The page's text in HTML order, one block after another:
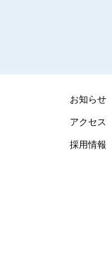
お知らせ
アクセス
採用情報